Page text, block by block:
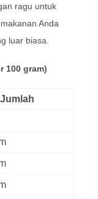
ragu untuk
Anda
luar biasa.
100 gram)
Jumlah